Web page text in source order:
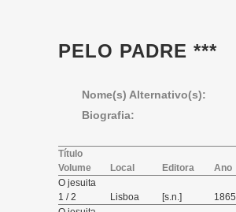
PELO PADRE ***
Nome(s) Alternativo(s):
Biografia:
Título
Volume
Local Editora
Ano
O jesuita
1 / 2
Lisboa [s.n.]
1865